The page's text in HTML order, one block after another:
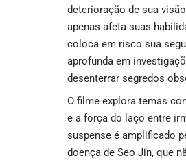
deterioração de sua
apenas afeta suas
coloca em risco sua
aprofunda em
desenterrar segredos
O filme explora temas
e a força do laço entre
suspense é amplificado
doença de Seo Jin, que